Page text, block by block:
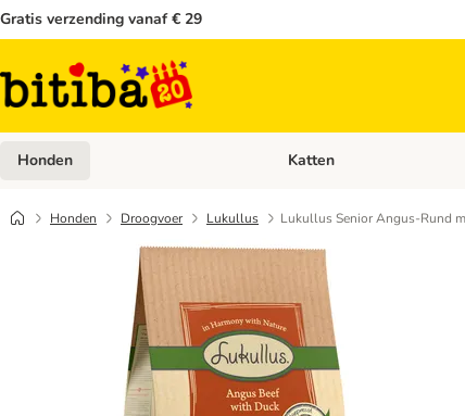
Gratis verzending vanaf € 29
Honden Open categoriemenu: Honden
Katten
Honden Droogvoer Lukullus Lukullus Senior Angus-Rund